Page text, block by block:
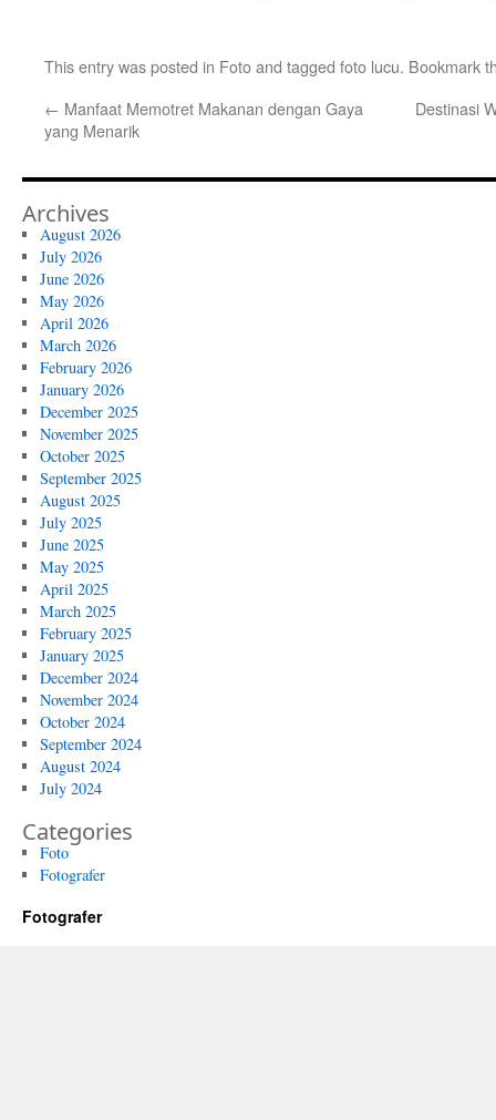
This entry was posted in Fotoand tagged foto lucu. Bookmark
← Manfaat Memotret Makanan dengan Gaya
yang Menarik
Destinasi
Archives
August 2026
July 2026
June 2026
May 2026
April 2026
March 2026
February 2026
January 2026
December 2025
November 2025
October 2025
September 2025
August 2025
July 2025
June 2025
May 2025
April 2025
March 2025
February 2025
January 2025
December 2024
November 2024
October 2024
September 2024
August 2024
July 2024
Categories
Foto
Fotografer
Fotografer